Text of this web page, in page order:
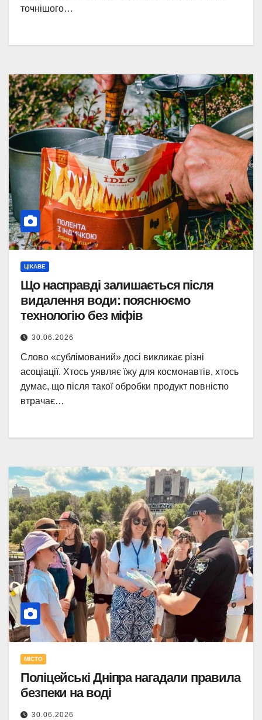
точнішого…
ЦІКАВЕ
Що насправді залишається після
видалення води: пояснюємо
технологію без міфів
30.06.2026
Слово «сублімований» досі викликає різні
асоціації. Хтось уявляє їжу для космонавтів, хтось
думає, що після такої обробки продукт повністю
втрачає…
МІСТО
Поліцейські Дніпра нагадали правила
безпеки на воді
30.06.2026